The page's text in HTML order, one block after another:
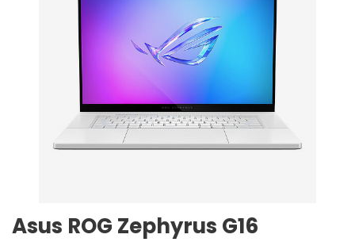
Asus ROG Zephyrus G16